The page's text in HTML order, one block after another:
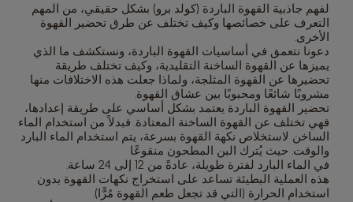
لفهم جاذبية القهوة الباردة (كولد برو) بشكل حقيقي، من المهم
التعرف على خصائصها وكيف تختلف عن طرق تحضير القهوة
الأخرى.
دعونا نتعمق في أساسيات القهوة الباردة، ونستكشف ما الذي
يميزها عن القهوة الساخنة التقليدية، وكيف تختلف طريقة
تحضيرها عن القهوة المثلجة، ولماذا جعلت هذه الاختلافات منها
مشروبًا شائعًا ومحبوبًا بين عشاق القهوة.
تحضير القهوة الباردة يعتمد بشكل أساسي على طريقة إعدادها،
فهي تختلف عن القهوة الساخنة المعتادة. فبدلاً من استخدام الماء
الساخن لاستخلاص نكهة القهوة بسرعة، يتم استخدام الماء البارد
والوقت. حيث يُترك البن المطحون منقوعًا
في الماء البارد لفترة طويلة، عادةً من 12 إلى 24 ساعة.
هذه العملية البطيئة تساعد على استخراج نكهات القهوة بدون
استخدام الحرارة (التي قد تجعل طعم القهوة مُرًّا).